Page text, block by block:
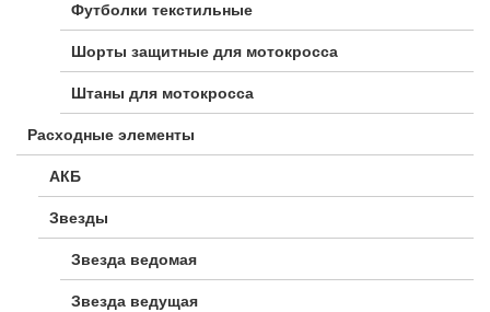
Футболки текстильные
Шорты защитные для мотокросса
Штаны для мотокросса
Расходные элементы
АКБ
Звезды
Звезда ведомая
Звезда ведущая